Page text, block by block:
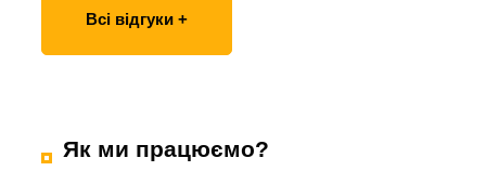
Всі відгуки +
Як ми працюємо?